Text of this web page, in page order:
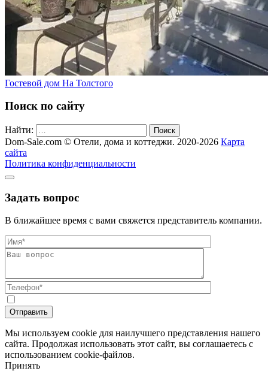
Гостевой дом На Толстого
Поиск по сайту
Найти: Поиск
Dom-Sale.com © Отели, дома и коттеджи. 2020-2026 Карта
сайта
Политика конфиденциальности
Задать вопрос
В ближайшее время с вами свяжется представитель компании.
Мы используем cookie для наилучшего представления нашего
сайта. Продолжая использовать этот сайт, вы соглашаетесь с
использованием cookie-файлов.
Принять